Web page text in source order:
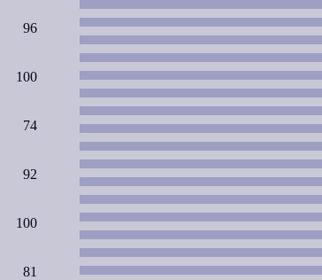
96
100
74
92
100
81